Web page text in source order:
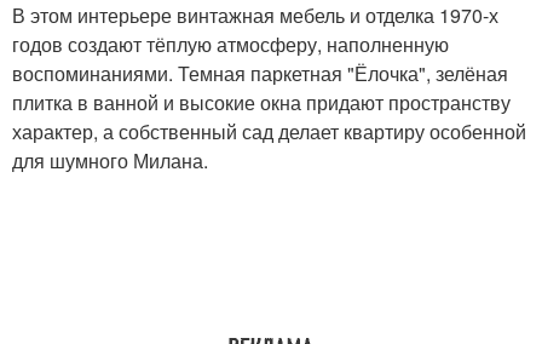
В этом интерьере винтажная мебель и отделка 1970-х
годов создают тёплую атмосферу, наполненную
воспоминаниями. Темная паркетная "Ёлочка", зелёная
плитка в ванной и высокие окна придают пространству
характер, а собственный сад делает квартиру особенной
для шумного Милана.